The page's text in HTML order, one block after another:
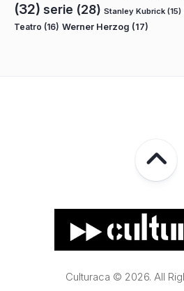
(32) serie (28) Stanley Kubrick (15)
Teatro (16) Werner Herzog (17)
Culturaca © 2026. All